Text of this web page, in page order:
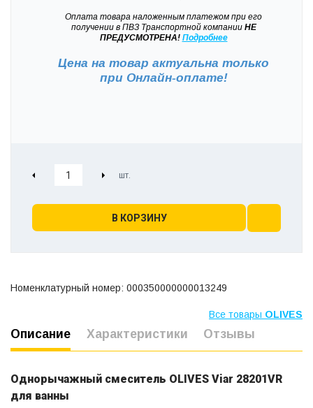
Оплата товара наложенным платежом при его
получении в ПВЗ Транспортной компанииНЕ
ПРЕДУСМОТРЕНА! Подробнее
Цена на товар актуальна только
при Онлайн-оплате!
В КОРЗИНУ
Номенклатурный номер: 000350000000013249
Все товары OLIVES
Описание Характеристики Отзывы
Однорычажный смеситель OLIVES Viar 28201VR
для ванны